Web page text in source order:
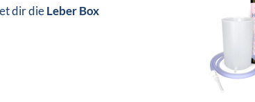
dir dieLeber Box